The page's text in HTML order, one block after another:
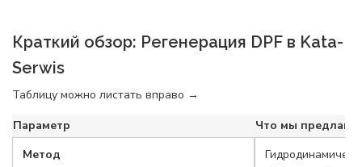
Краткий обзор: Регенерация DPF в Kata-
Serwis
Таблицу можно листать вправо →
Параметр
Что мы
Метод